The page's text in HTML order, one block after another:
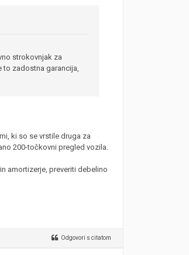
strokovnjak za
to zadostna garancija,
ki so se vrstile druga za
200-točkovni pregled vozila.
amortizerje, preveriti debelino
Odgovori s citatom